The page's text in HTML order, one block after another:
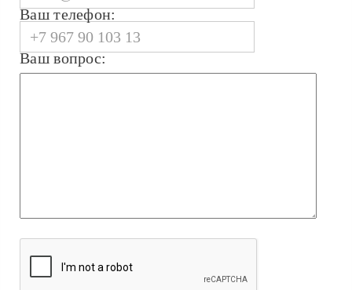
Ваш телефон:
Ваш вопрос: